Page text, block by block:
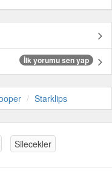
İlk yorumu sen yap
Starklips
Silecekler